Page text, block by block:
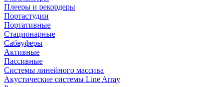
Плееры и рекордеры
Портастудии
Портативные
Стационарные
Сабвуферы
Активные
Пассивные
Системы линейного массива
Акустические системы Line Array